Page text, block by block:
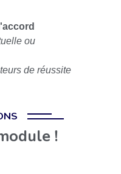
ou
de réussite
!